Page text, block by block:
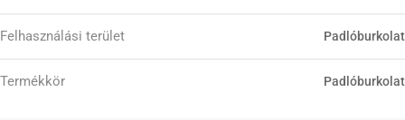
Felhasználási terület Padlóburkolat
Termékkör Padlóburkolat